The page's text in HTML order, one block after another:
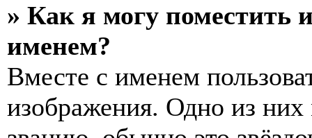
» Как я могу поместить
именем?
Вместе с именем
изображения. Одно из